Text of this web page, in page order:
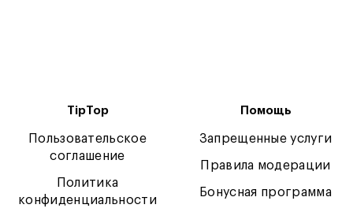
TipTop
Пользовательское
соглашение
Политика
конфиденциальности
Помощь
Запрещенные услуги
Правила модерации
Бонусная программа